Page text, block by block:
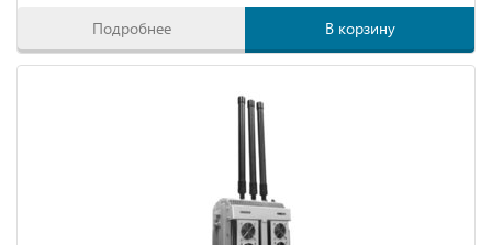
Подробнее В корзину